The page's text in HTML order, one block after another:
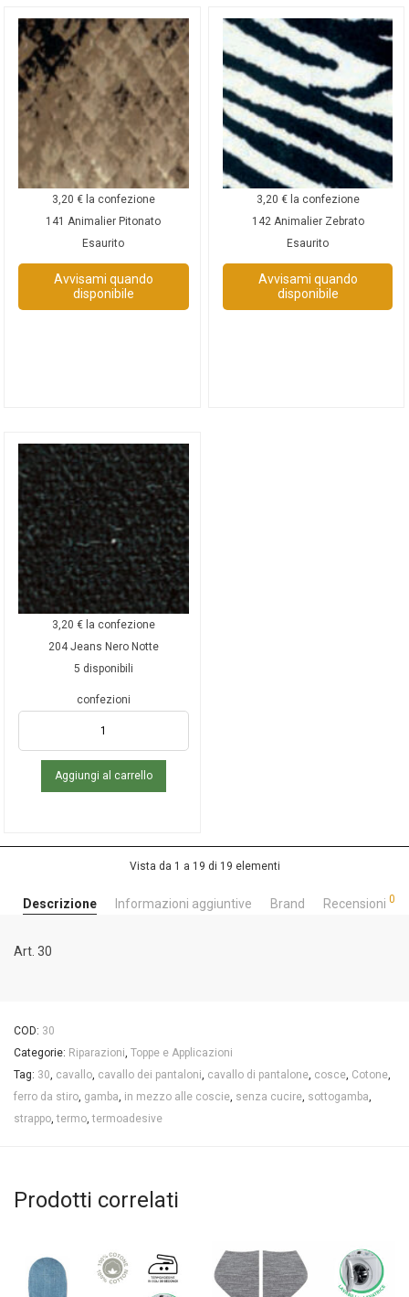
3,20 € la confezione
141 Animalier Pitonato
Esaurito
Avvisami quando
disponibile
3,20 € la confezione
142 Animalier Zebrato
Esaurito
Avvisami quando
disponibile
3,20 € la confezione
204 Jeans Nero Notte
5 disponibili
confezioni
Aggiungi al carrello
Vista da 1 a 19 di 19 elementi
Descrizione Informazioni aggiuntive Brand Recensioni 0
Art. 30
COD: 30
Categorie: Riparazioni, Toppe e Applicazioni
Tag: 30, cavallo, cavallo dei pantaloni, cavallo di pantalone, cosce, Cotone,
ferro da stiro, gamba, in mezzo alle coscie, senza cucire, sottogamba,
strappo,termo,termoadesive
Prodotti correlati